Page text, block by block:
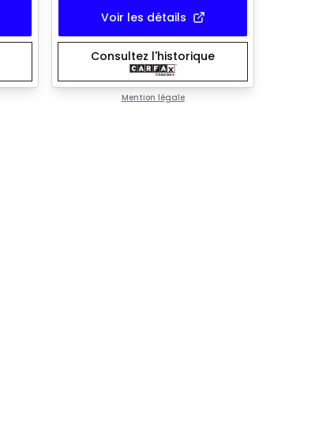
Voir les détails
Consultez l'historique
Mention légale